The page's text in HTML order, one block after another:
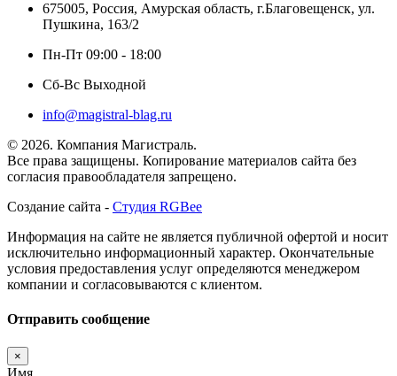
675005, Россия, Амурская область, г.Благовещенск, ул.
Пушкина, 163/2
Пн-Пт 09:00 - 18:00
Сб-Вс Выходной
info@magistral-blag.ru
© 2026. Компания Магистраль.
Все права защищены. Копирование материалов сайта без
согласия правообладателя запрещено.
Создание сайта - Студия RGBee
Информация на сайте не является публичной офертой и носит
исключительно информационный характер. Окончательные
условия предоставления услуг определяются менеджером
компании и согласовываются с клиентом.
Отправить сообщение
×
Имя